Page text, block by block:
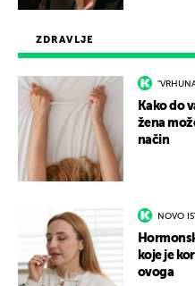
ZDRAVLJE
Kako do
žena
način
NOVO
koje je
ovoga